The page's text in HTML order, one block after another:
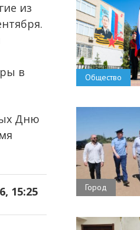
из
в
Дню
15:25
Общество
Город